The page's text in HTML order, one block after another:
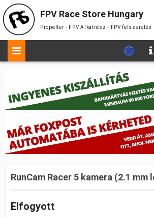
FPV Race Store Hungary
Propeller - FPV Alkatrész - FPV felszerelés
RunCam Racer 5 kamera (2.1 mm
Elfogyott